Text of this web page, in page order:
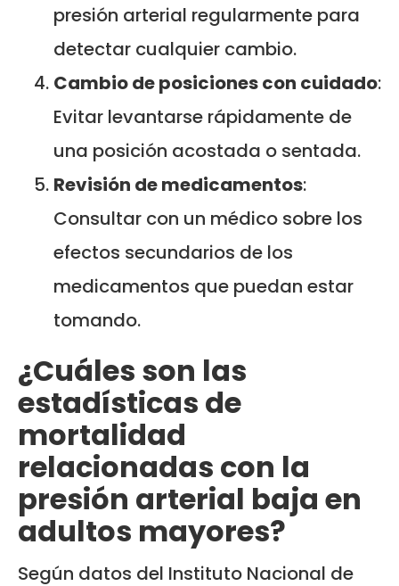
presión arterial regularmente para
detectar cualquier cambio.
Cambio de posiciones con cuidado:
Evitar levantarse rápidamente de
una posición acostada o sentada.
Revisión de medicamentos:
Consultar con un médico sobre los
efectos secundarios de los
medicamentos que puedan estar
tomando.
¿Cuáles son las
estadísticas de
mortalidad
relacionadas con la
presión arterial baja en
adultos mayores?
Según datos del Instituto Nacional de